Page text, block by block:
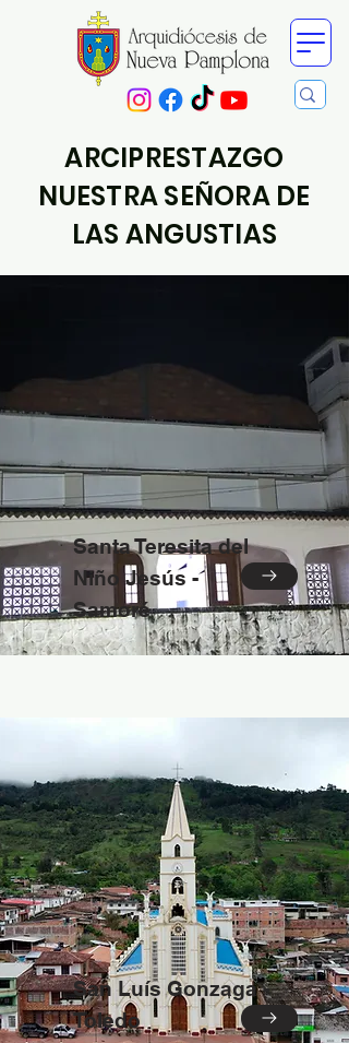
ARCIPRESTAZGO
NUESTRA SEÑORA DE
LAS ANGUSTIAS
Santa Teresita del
Niño Jesús -
Samoré
San Luís Gonzaga -
Toledo